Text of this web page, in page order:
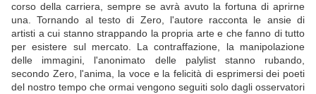
corso della carriera, sempre se avrà avuto la fortuna di aprirne
una. Tornando al testo di Zero, l'autore racconta le ansie di
artisti a cui stanno strappando la propria arte e che fanno di tutto
per esistere sul mercato. La contraffazione, la manipolazione
delle immagini, l'anonimato delle palylist stanno rubando,
secondo Zero, l'anima, la voce e la felicità di esprimersi dei poeti
del nostro tempo che ormai vengono seguiti solo dagli osservatori